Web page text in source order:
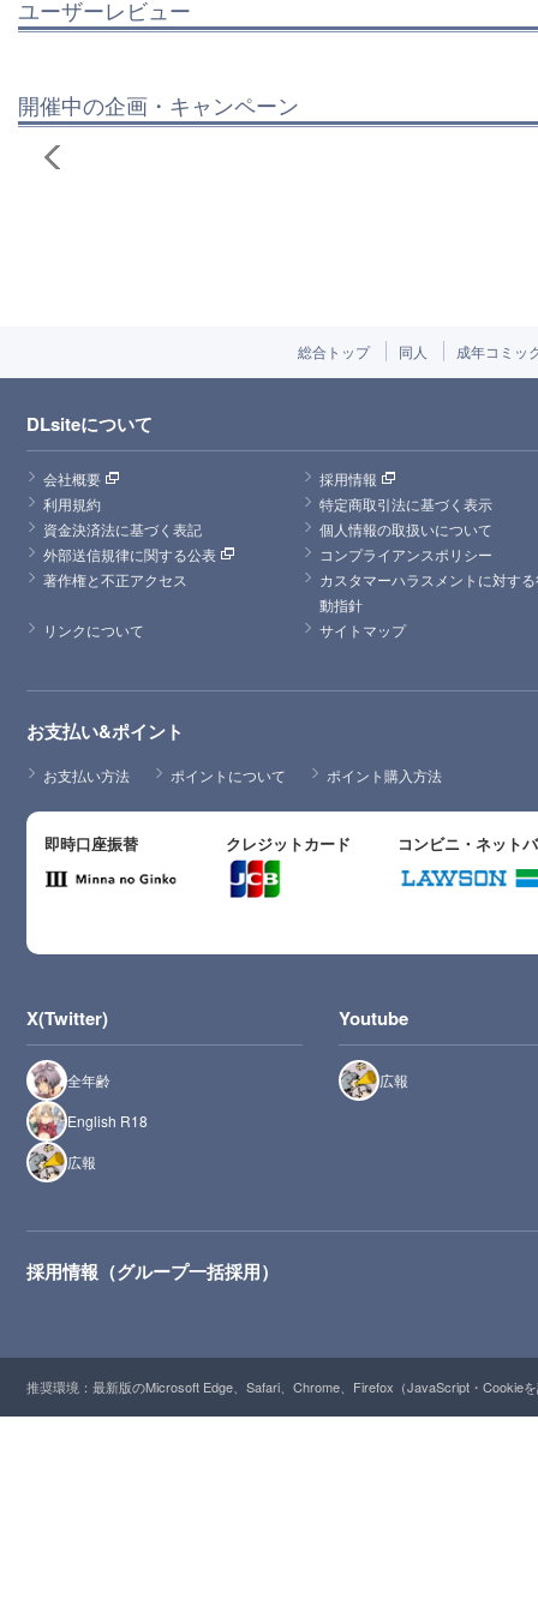
ユーザーレビュー
開催中の企画・キャンペーン
総合トップ 同人 成年コミッ
DLsiteについて
会社概要
採用情報
利用規約
特定商取引法に基づく表示
資金決済法に基づく表記
個人情報の取扱いについて
外部送信規律に関する公表
コンプライアンスポリシー
著作権と不正アクセス
カスタマーハラスメントに対す
動指針
リンクについて
サイトマップ
お支払い&ポイント
お支払い方法 ポイントについて ポイント購入方法
即時口座振替 クレジットカード コンビニ・ネット
X(Twitter)
全年齢
English R18
広報
Youtube
広報
採用情報（グループ一括採用）
推奨環境：最新版のMicrosoft Edge、Safari、Chrome、Firefox（JavaScript・Cookie